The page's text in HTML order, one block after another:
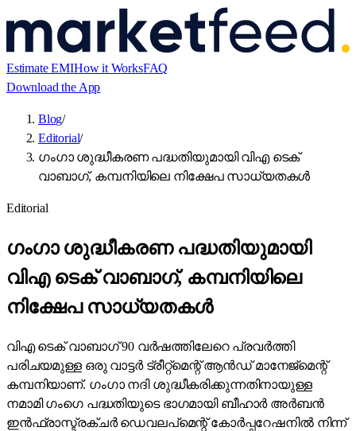
Estimate EMIHow it WorksFAQ
Download the App
Blog/
Editorial/
ഗംഗാ ശുദ്ധീകരണ പദ്ധതിയുമായി വിഎ ടെക്
വാബാഗ്, കമ്പനിയിലെ നിക്ഷേപ സാധ്യതകൾ
Editorial
ഗംഗാ ശുദ്ധീകരണ പദ്ധതിയുമായി
വിഎ ടെക് വാബാഗ്, കമ്പനിയിലെ
നിക്ഷേപ സാധ്യതകൾ
വിഎ ടെക് വാബാഗ് 90 വർഷത്തിലേറെ പ്രവർത്തി
പരിചയമുള്ള ഒരു വാട്ടർ ട്രീറ്റ്മെന്റ് ആൻഡ് മാനേജ്മെന്റ്
കമ്പനിയാണ്. ഗംഗാ നദി ശുദ്ധീകരിക്കുന്നതിനായുള്ള
നമാമി ഗംഗെ പദ്ധതിയുടെ ഭാഗമായി ബീഹാർ അർബൻ
ഇൻഫ്രാസ്ട്രക്ചർ ഡെവലപ്‌മെന്റ് കോർപ്പറേഷനിൽ നിന്ന്